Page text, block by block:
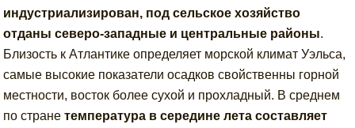
индустриализирован, под сельское хозяйство
отданы северо-западные и центральные районы.
Близость к Атлантике определяет морской климат Уэльса,
самые высокие показатели осадков свойственны горной
местности, восток более сухой и прохладный. В среднем
по странетемпература в середине лета составляет